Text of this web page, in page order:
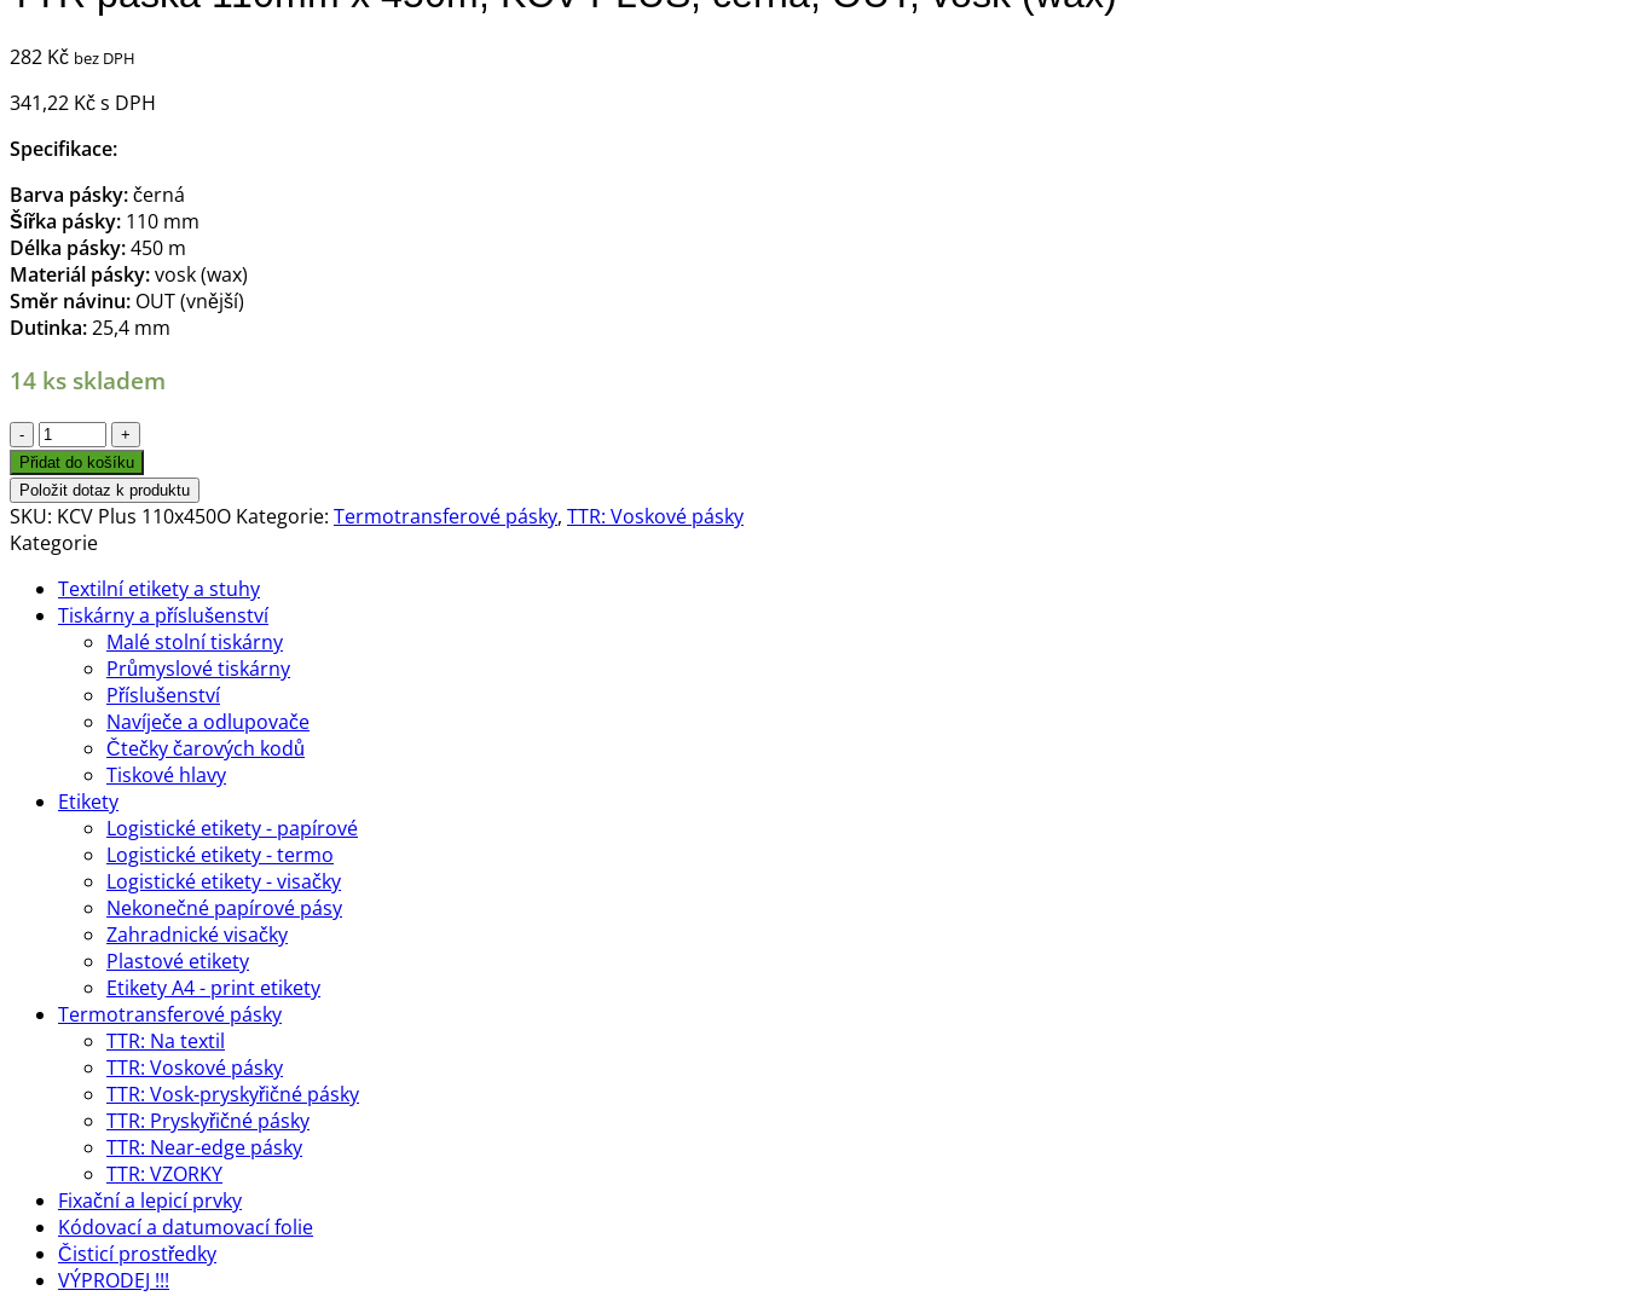
282 Kč bez DPH
341,22 Kčs DPH
Specifikace:
Barva pásky:černá
Šířka pásky: 110 mm
Délka pásky:450 m
Materiál pásky:vosk (wax)
Směr návinu: OUT (vnější)
Dutinka:25,4 mm
14 ks skladem
TTR
páska
110mm
x
450m,
PLUS,
černá,
(wax)
množství
Přidat do košíku
Položit dotaz k produktu
SKU: KCV Plus 110x450O Kategorie: Termotransferové pásky, TTR: Voskové pásky
Kategorie
Textilní etikety a stuhy
Tiskárny a příslušenství
Malé stolní tiskárny
Průmyslové tiskárny
Příslušenství
Navíječe a odlupovače
Čtečky čarových kodů
Tiskové hlavy
Etikety
Logistické etikety - papírové
Logistické etikety - termo
Logistické etikety - visačky
Nekonečné papírové pásy
Zahradnické visačky
Plastové etikety
Etikety A4 - print etikety
Termotransferové pásky
TTR: Na textil
TTR: Voskové pásky
TTR: Vosk-pryskyřičné pásky
TTR: Pryskyřičné pásky
TTR: Near-edge pásky
TTR: VZORKY
Fixační a lepicí prvky
Kódovací a datumovací folie
Čisticí prostředky
VÝPRODEJ !!!